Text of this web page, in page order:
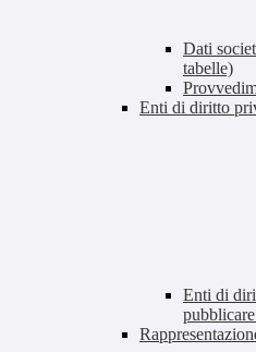
Dati
tabelle)
Enti di diritto
Enti di